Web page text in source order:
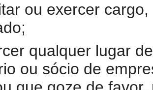
ou exercer
qualquer lugar
ou sócio de